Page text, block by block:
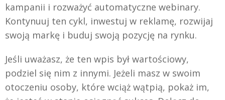
kampanii i rozważyć automatyczne webinary.
Kontynuuj ten cykl, inwestuj w reklamę, rozwijaj
swoją markę i buduj swoją pozycję na rynku.
Jeśli uważasz, że ten wpis był wartościowy,
podziel się nim z innymi. Jeżeli masz w swoim
otoczeniu osoby, które wciąż wątpią, pokaż im,